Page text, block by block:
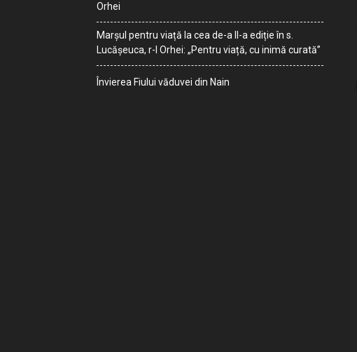
Orhei
Marșul pentru viață la cea de-a II-a ediție în s.
Lucășeuca, r-l Orhei: „Pentru viață, cu inimă curată”
Învierea Fiului văduvei din Nain